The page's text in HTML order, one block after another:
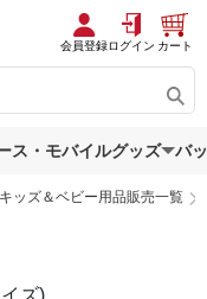
会員登録ログイン カート
ス・モバイルグッズ バ
キッズ＆ベビー用品販売一覧
ズ)